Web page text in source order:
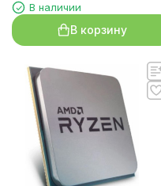
В наличии
В корзину